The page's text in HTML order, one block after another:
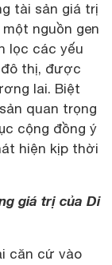
tài sản giá trị
nguồn gen
lọc các yếu
thị, được
lai. Biệt
quan trọng
cộng đồng ý
hiện kịp thời
giá trị của Di
căn cứ vào